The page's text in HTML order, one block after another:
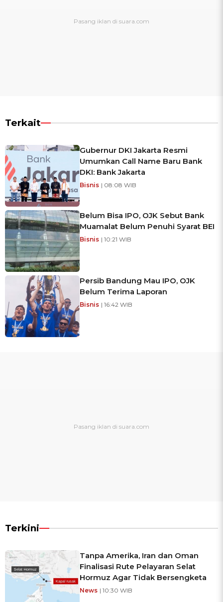
Terkait
Gubernur DKI Jakarta Resmi
Umumkan Call Name Baru Bank
DKI: Bank Jakarta
Bisnis | 08:08 WIB
Belum Bisa IPO, OJK Sebut Bank
Muamalat Belum Penuhi Syarat BEI
Bisnis | 10:21 WIB
Persib Bandung Mau IPO, OJK
Belum Terima Laporan
Bisnis | 16:42 WIB
Terkini
Tanpa Amerika, Iran dan Oman
Finalisasi Rute Pelayaran Selat
Hormuz Agar Tidak Bersengketa
News | 10:30 WIB